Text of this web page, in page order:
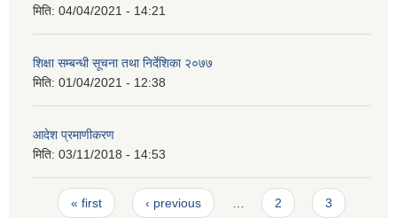
मिति: 04/04/2021 - 14:21
शिक्षा सम्बन्धी सूचना तथा निर्देशिका २०७७
मिति: 01/04/2021 - 12:38
आदेश प्रमाणीकरण
मिति: 03/11/2018 - 14:53
Pages
« first ‹ previous 2 3